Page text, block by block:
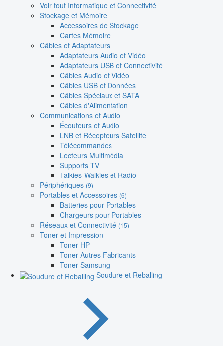
Voir tout Informatique et Connectivité
Stockage et Mémoire
Accessoires de Stockage
Cartes Mémoire
Câbles et Adaptateurs
Adaptateurs Audio et Vidéo
Adaptateurs USB et Connectivité
Câbles Audio et Vidéo
Câbles USB et Données
Câbles Spéciaux et SATA
Câbles d'Alimentation
Communications et Audio
Écouteurs et Audio
LNB et Récepteurs Satellite
Télécommandes
Lecteurs Multimédia
Supports TV
Talkies-Walkies et Radio
Périphériques (9)
Portables et Accessoires (6)
Batteries pour Portables
Chargeurs pour Portables
Réseaux et Connectivité (15)
Toner et Impression
Toner HP
Toner Autres Fabricants
Toner Samsung
Soudure et Reballing